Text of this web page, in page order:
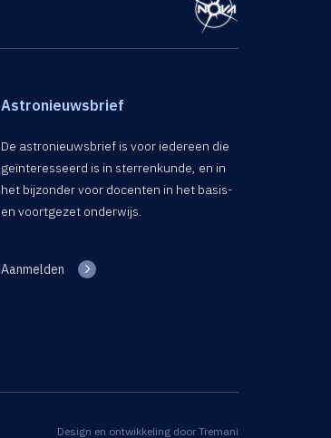
Astronieuwsbrief
De astronieuwsbrief is voor iedereen die
geïnteresseerd is in sterrenkunde, en in
het bijzonder voor docenten in het basis-
en voortgezet onderwijs.
Aanmelden
Design en ontwikkeling door Tremani